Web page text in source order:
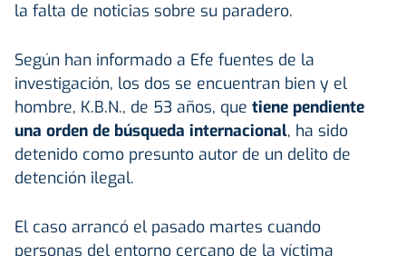
la falta de noticias sobre su paradero.
Según han informado a Efe fuentes de la
investigación, los dos se encuentran bien y el
hombre, K.B.N., de 53 años, que tiene pendiente
una orden de búsqueda internacional, ha sido
detenido como presunto autor de un delito de
detención ilegal.
El caso arrancó el pasado martes cuando
personas del entorno cercano de la víctima